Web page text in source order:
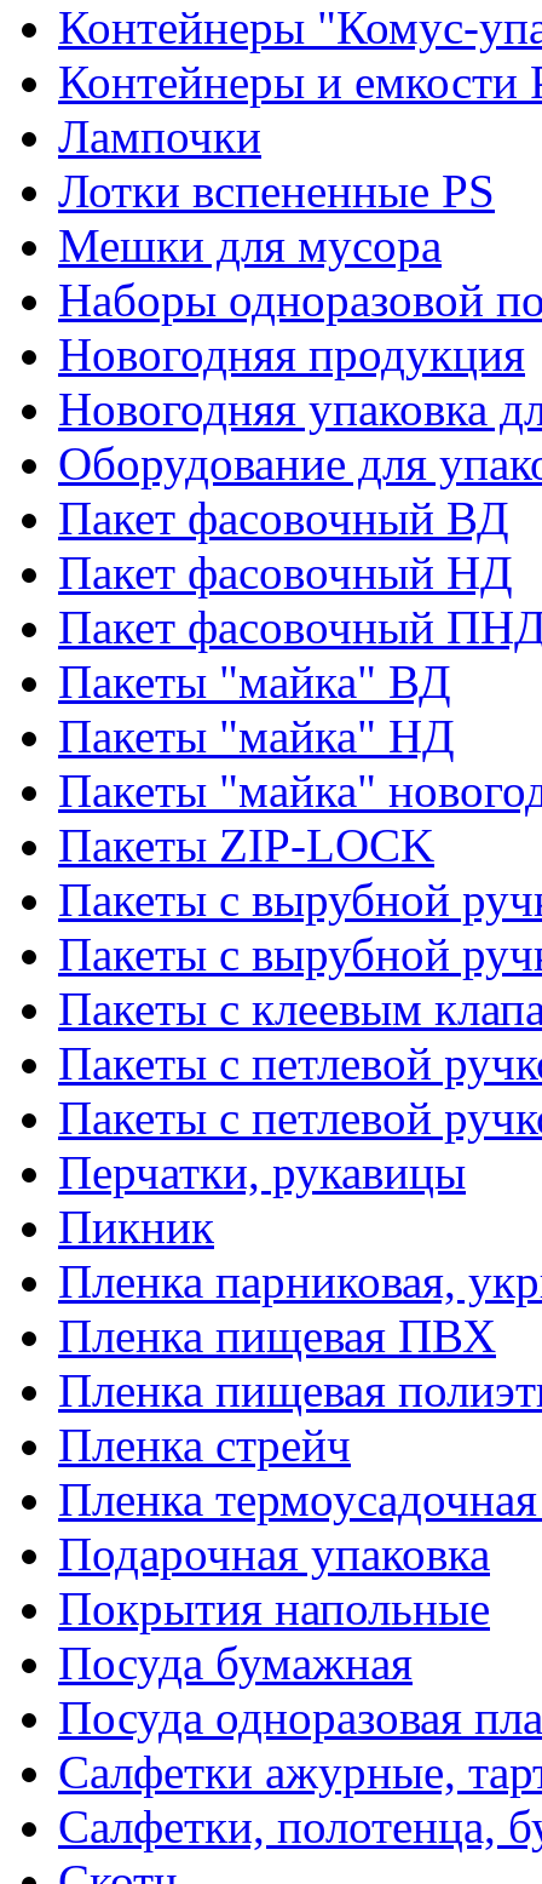
Контейнеры "Комус-
Контейнеры и емкости
Лампочки
Лотки вспененные PS
Мешки для мусора
Наборы одноразовой
Новогодняя продукция
Новогодняя упаковка
Оборудование для
Пакет фасовочный ВД
Пакет фасовочный НД
Пакет фасовочный
Пакеты "майка" ВД
Пакеты "майка" НД
Пакеты "майка"
Пакеты ZIP-LOCK
Пакеты с вырубной
Пакеты с вырубной
Пакеты с клеевым
Пакеты с петлевой
Пакеты с петлевой
Перчатки, рукавицы
Пикник
Пленка парниковая,
Пленка пищевая ПВХ
Пленка пищевая
Пленка стрейч
Пленка
Подарочная упаковка
Покрытия напольные
Посуда бумажная
Посуда одноразовая
Салфетки ажурные,
Салфетки, полотенца,